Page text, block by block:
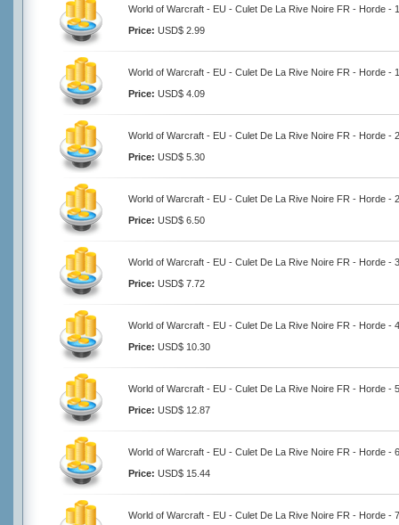
World of Warcraft - EU - Culet De La Rive Noire FR - Horde -
Price: USD$ 2.99
World of Warcraft - EU - Culet De La Rive Noire FR - Horde -
Price: USD$ 4.09
World of Warcraft - EU - Culet De La Rive Noire FR - Horde -
Price: USD$ 5.30
World of Warcraft - EU - Culet De La Rive Noire FR - Horde -
Price: USD$ 6.50
World of Warcraft - EU - Culet De La Rive Noire FR - Horde -
Price: USD$ 7.72
World of Warcraft - EU - Culet De La Rive Noire FR - Horde -
Price: USD$ 10.30
World of Warcraft - EU - Culet De La Rive Noire FR - Horde -
Price: USD$ 12.87
World of Warcraft - EU - Culet De La Rive Noire FR - Horde -
Price: USD$ 15.44
World of Warcraft - EU - Culet De La Rive Noire FR - Horde -